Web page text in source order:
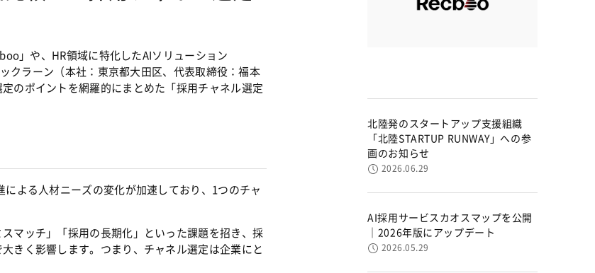
よくある質問
無料オンライン相談
サービス資料ダウンロード
」や、HR領域に特化したAIソリューション
クラーン（本社：東京都大田区、代表取締役：福本
のポイントを網羅的にまとめた「採用チャネル選定
よる人材ニーズの変化が加速しており、1つのチャ
マッチ」「採用の長期化」といった課題を招き、採
きく影響します。つまり、チャネル選定は企業にと
北陸発のスタートアップ支援組織
「北陸STARTUP RUNWAY」への参
画のお知らせ
2026.06.29
AI採用サービスカオスマップを公開
｜2026年版にアップデート
2026.05.29